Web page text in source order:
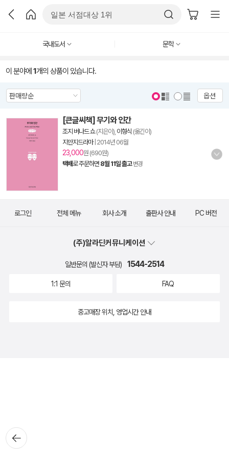
국내도서 문학
이 분야에 1개의 상품이 있습니다.
옵션
[큰글씨책] 무기와 인간
조지 버나드 쇼(지은이), 이형식 (옮긴이)
지만지드라마| 2014년 06월
23,000원 (690원)
택배로 주문하면 8월 11일 출고 변경
뒤로가
기
로그인 전체 메뉴 회사 소개 출판사 안내 PC 버전
(주)알라딘커뮤니케이션
일반문의 (발신자 부담) 1544-2514
1:1 문의 FAQ
중고매장 위치, 영업시간 안내